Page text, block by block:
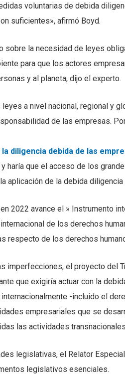
voluntarias de debida
suficientes», afirmó Boyd.
sobre la necesidad de leyes
para que los actores
y al planeta, dijo el experto.
a nivel nacional, regional y
de las empresas.
diligencia debida de las
haría que el acceso de los
aplicación de la debida diligencia
2022 avance el » Instrumento
de los derechos
respecto de los derechos
imperfecciones, el proyecto del
que exigiría actuar con la
-incluido el
empresariales que se
las actividades
legislativas, el Relator
legislativos esenciales.